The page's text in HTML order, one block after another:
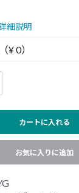
細説明
カートに入れる
お気に入りに追加